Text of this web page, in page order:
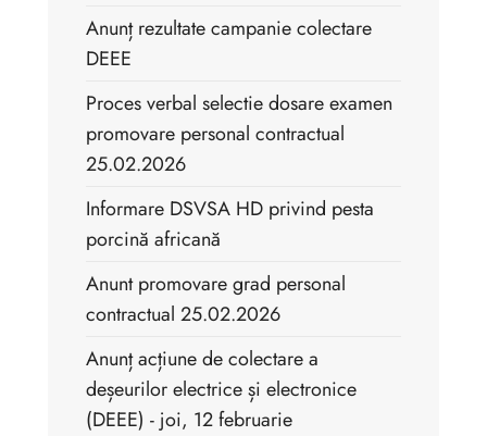
Anunț rezultate campanie colectare
DEEE
Proces verbal selectie dosare examen
promovare personal contractual
25.02.2026
Informare DSVSA HD privind pesta
porcină africană
Anunt promovare grad personal
contractual 25.02.2026
Anunț acțiune de colectare a
deșeurilor electrice și electronice
(DEEE) - joi, 12 februarie